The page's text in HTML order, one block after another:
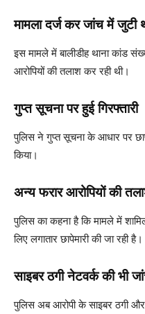
मामला दर्ज कर जांच में जुटी
इस मामले में बालीडीह थाना कांड
आरोपियों की तलाश कर रही थी।
गुप्त सूचना पर हुई गिरफ्तारी
पुलिस ने गुप्त सूचना के आधार पर
किया।
अन्य फरार आरोपियों की
पुलिस का कहना है कि मामले में
लिए लगातार छापेमारी की जा रही है।
साइबर ठगी नेटवर्क की भी
पुलिस अब आरोपी के साइबर ठगी